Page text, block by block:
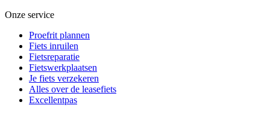
Onze service
Proefrit plannen
Fiets inruilen
Fietsreparatie
Fietswerkplaatsen
Je fiets verzekeren
Alles over de leasefiets
Excellentpas